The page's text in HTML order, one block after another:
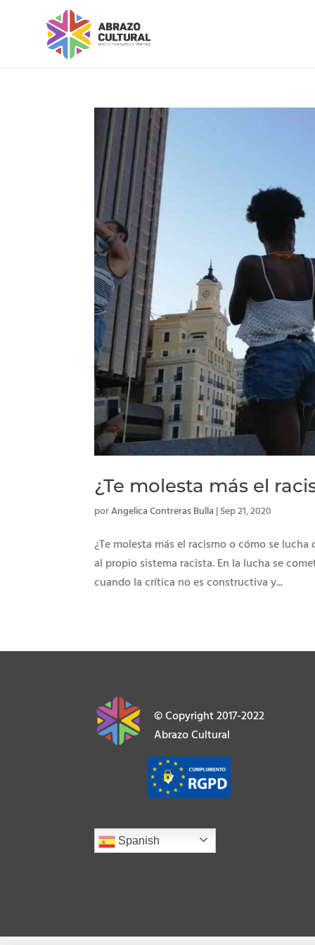
¿Te molesta más el
porAngelica Contreras Bulla |Sep 21, 2020
¿Te molesta más el racismo o cómo se
al propio sistema racista. En la lucha se
cuando la crítica no es constructiva y...
© Copyright 2017-2022
Abrazo Cultural
Spanish